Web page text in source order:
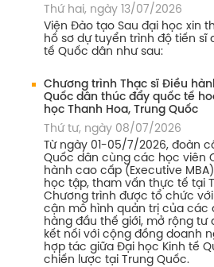
Thứ hai, ngày 13/07/2026
Viện Đào tạo Sau đại học xin
hồ sơ dự tuyển trình độ tiến
tế Quốc dân như sau:
Chương trình Thạc sĩ Điều
Quốc dân thúc đẩy quốc tế
học Thanh Hoa, Trung Quốc
Thứ tư, ngày 08/07/2026
Từ ngày 01-05/7/2026, đoàn
Quốc dân cùng các học viên
hành cao cấp (Executive
học tập, tham vấn thực tế tại
Chương trình được tổ chức
cận mô hình quản trị của các
hàng đầu thế giới, mở rộng tư
kết nối với cộng đồng doanh
hợp tác giữa Đại học Kinh tế
chiến lược tại Trung Quốc.